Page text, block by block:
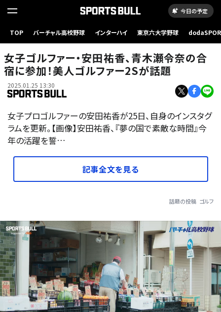
今日の予定
TOP バーチャル高校野球 インターハイ 東京六大学野球
女子ゴルファー・安田祐香、青木瀬令奈の合
宿に参加！美人ゴルファー2Sが話題
2025.01.25 13:30
女子プロゴルファーの安田祐香が25日、自身のインスタグ
ラムを更新。【画像】安田祐香、『夢の国で素敵な時間』今
年の活躍を誓…
記事全文を見る
話題の投稿 ゴルフ